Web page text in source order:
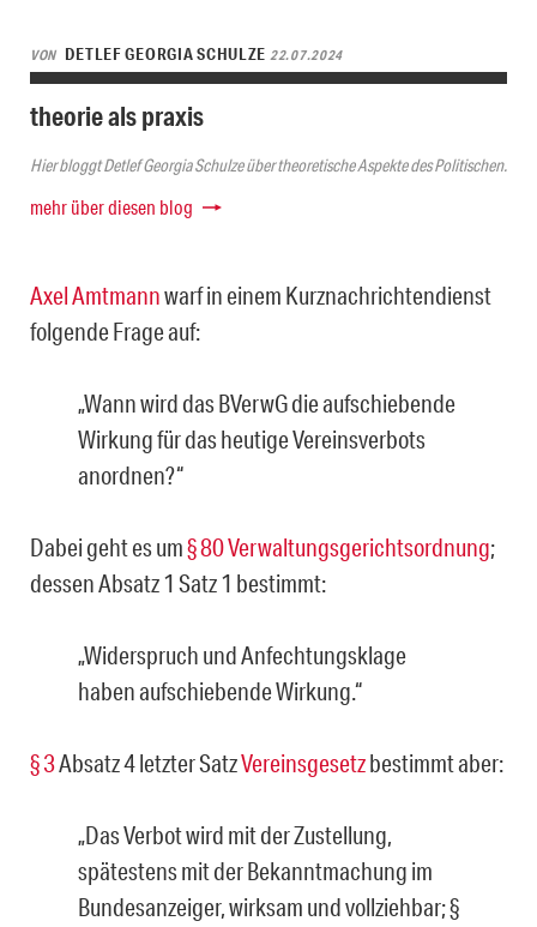
VON DETLEF GEORGIA SCHULZE 22.07.2024
theorie als praxis
Hier bloggt Detlef Georgia Schulze über theoretische Aspekte des Politischen.
mehr über diesen blog
Axel Amtmannwarf in einem Kurznachrichtendienst
folgende Frage auf:
„Wann wird das BVerwG die aufschiebende
Wirkung für das heutige Vereinsverbots
anordnen?“
Dabei geht es um§ 80 Verwaltungsgerichtsordnung;
dessen Absatz 1 Satz 1 bestimmt:
„Widerspruch und Anfechtungsklage
haben aufschiebende Wirkung.“
§ 3Absatz 4 letzter SatzVereinsgesetzbestimmt aber:
„Das Verbot wird mit der Zustellung,
spätestens mit der Bekanntmachung im
Bundesanzeiger, wirksam und vollziehbar; §